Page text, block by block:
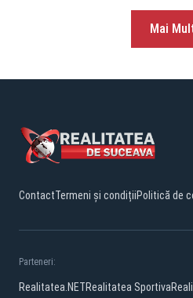
Mai
ContactTermeni și condițiiPolitică de
Parteneri:
Realitatea.NETRealitatea Sportiva